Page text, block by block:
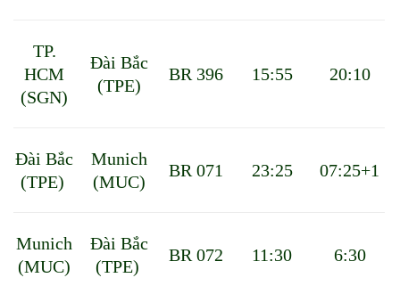
TP.
HCM
(SGN)
Đài Bắc
(TPE)
BR 396 15:55 20:10
Đài Bắc
(TPE)
Munich
(MUC)
BR 071 23:25 07:25+1
Munich
(MUC)
Đài Bắc
(TPE)
BR 072 11:30 6:30